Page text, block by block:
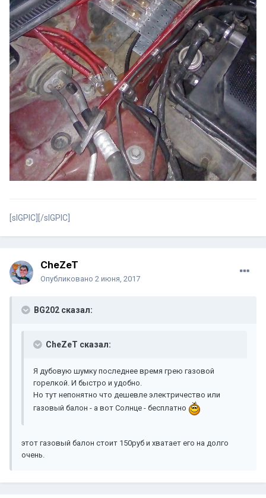
[sIGPIC][/sIGPIC]
CheZeT
Опубликовано 2 июня, 2017
BG202 сказал:
CheZeT сказал:
Я дубовую шумку последнее время грею газовой
горелкой. И быстро и удобно.
Но тут непонятно что дешевле электричество или
газовый балон - а вот Солнце - бесплатно
этот газовый балон стоит 150руб и хватает его на долго
очень.